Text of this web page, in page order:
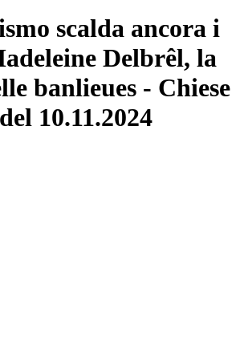
scalda ancora i
Delbrêl, la
banlieues - Chiese
10.11.2024